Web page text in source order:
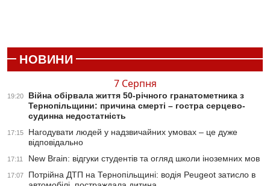
НОВИНИ
7 Серпня
19:20
Війна обірвала життя 50-річного гранатометника з
Тернопільщини: причина смерті – гостра серцево-
судинна недостатність
17:15
Нагодувати людей у надзвичайних умовах – це дуже
відповідально
17:11 New Brain: відгуки студентів та огляд школи іноземних мов
17:07
Потрійна ДТП на Тернопільщині: водія Peugeot затисло в